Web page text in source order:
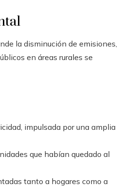
la disminución de emisiones,
en áreas rurales se
impulsada por una amplia
que habían quedado al
tanto a hogares como a